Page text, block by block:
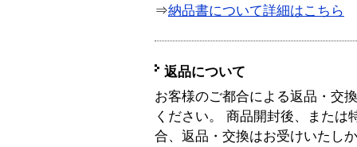
⇒納品書について詳細はこちら
返品について
お客様のご都合による返品・交
ください。 商品開封後、または
合、返品・交換はお受けいたし